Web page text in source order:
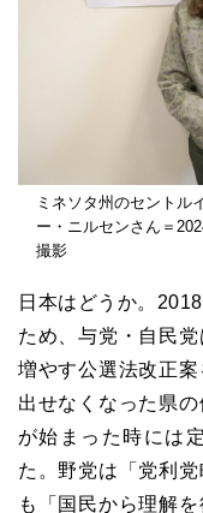
ミネソタ州のセントル
ー・ニルセンさん＝
撮影
日本はどうか。
ため、与党・自民
増やす公選法改正
出せなくなった県
が始まった時には
た。野党は「党利
も「国民から理解